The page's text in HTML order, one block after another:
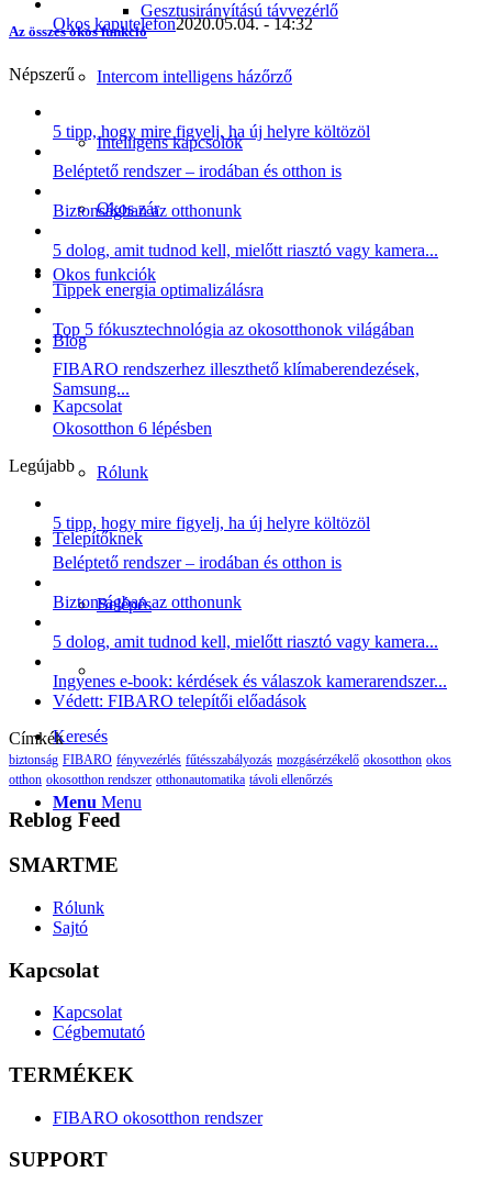
Gesztusirányítású távvezérlő
Intercom intelligens házőrző
Intelligens kapcsolók
Okos zár
Okos funkciók
Blog
Kapcsolat
Rólunk
Telepítőknek
Belépés
Keresés
Menu Menu
Okos kaputelefon2020.05.04. - 14:32
Az összes okos funkció
Népszerű
5 tipp, hogy mire figyelj, ha új helyre költözöl
Beléptető rendszer – irodában és otthon is
Biztonságban az otthonunk
5 dolog, amit tudnod kell, mielőtt riasztó vagy kamera...
Tippek energia optimalizálásra
Top 5 fókusztechnológia az okosotthonok világában
FIBARO rendszerhez illeszthető klímaberendezések,
Samsung...
Okosotthon 6 lépésben
Legújabb
5 tipp, hogy mire figyelj, ha új helyre költözöl
Beléptető rendszer – irodában és otthon is
Biztonságban az otthonunk
5 dolog, amit tudnod kell, mielőtt riasztó vagy kamera...
Ingyenes e-book: kérdések és válaszok kamerarendszer...
Védett: FIBARO telepítői előadások
Címkék
biztonság FIBARO fényvezérlés fűtésszabályozás mozgásérzékelő okosotthon okos
otthon okosotthon rendszer otthonautomatika távoli ellenőrzés
Reblog Feed
SMARTME
Rólunk
Sajtó
Kapcsolat
Kapcsolat
Cégbemutató
TERMÉKEK
FIBARO okosotthon rendszer
SUPPORT